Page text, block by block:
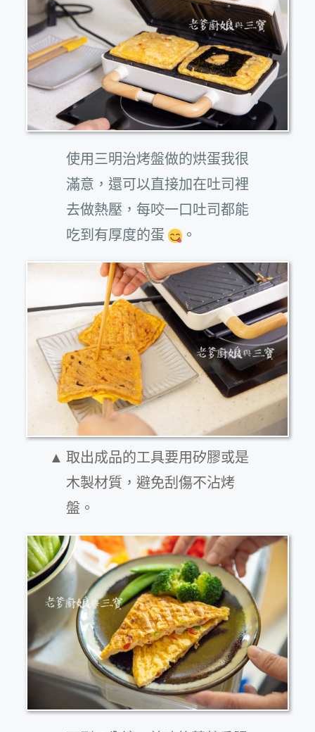
使用三明治烤盤做的烘蛋我很
滿意，還可以直接加在吐司裡
去做熱壓，每咬一口吐司都能
吃到有厚度的蛋
。
取出成品的工具要用矽膠或是
木製材質，避免刮傷不沾烤
盤。